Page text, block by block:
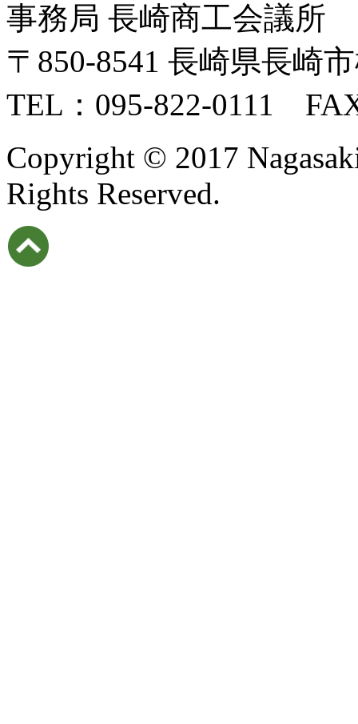
事務局 長崎商工会議所
〒850-8541 長崎県長崎
TEL：095-822-0111
Copyright © 2017
Rights Reserved.